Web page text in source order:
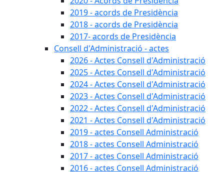
2019 - acords de Presidència
2018 - acords de Presidència
2017- acords de Presidència
Consell d'Administració - actes
2026 - Actes Consell d'Administració
2025 - Actes Consell d'Administració
2024 - Actes Consell d'Administració
2023 - Actes Consell d'Administració
2022 - Actes Consell d'Administració
2021 - Actes Consell d'Administració
2019 - actes Consell Administració
2018 - actes Consell Administració
2017 - actes Consell Administració
2016 - actes Consell Administració